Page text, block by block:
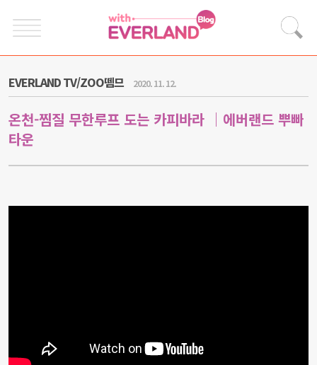
EVERLAND TV/ZOO뗌므 2020. 11. 12.
온천-찜질 무한루프 도는 카피바라 ｜에버랜드 뿌빠
타운